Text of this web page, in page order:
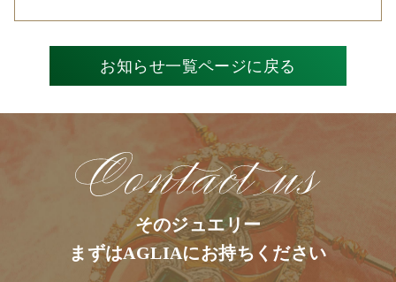
お知らせ一覧ページに戻る
そのジュエリー
まずはAGLIAにお持ちください